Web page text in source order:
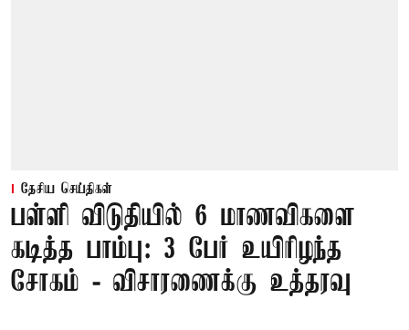
தேசிய செய்திகள்
பள்ளி விடுதியில் 6 மாணவிகளை
கடித்த பாம்பு: 3 பேர் உயிரிழந்த
சோகம் - விசாரணைக்கு உத்தரவு